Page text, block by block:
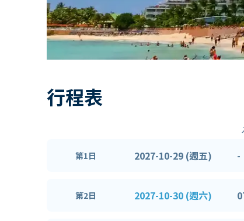
行程表
第1日 2027-10-29 (週五) -
第2日 2027-10-30 (週六)